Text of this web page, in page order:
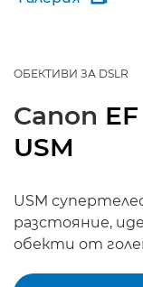
ОБЕКТИВИ ЗА DSLR
Canon
USM
USM
разстояние,
обекти от